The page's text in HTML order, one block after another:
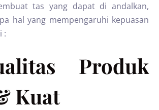
tas yang dapat di andalkan,
hal yang mempengaruhi kepuasan
:
Produk
Kuat